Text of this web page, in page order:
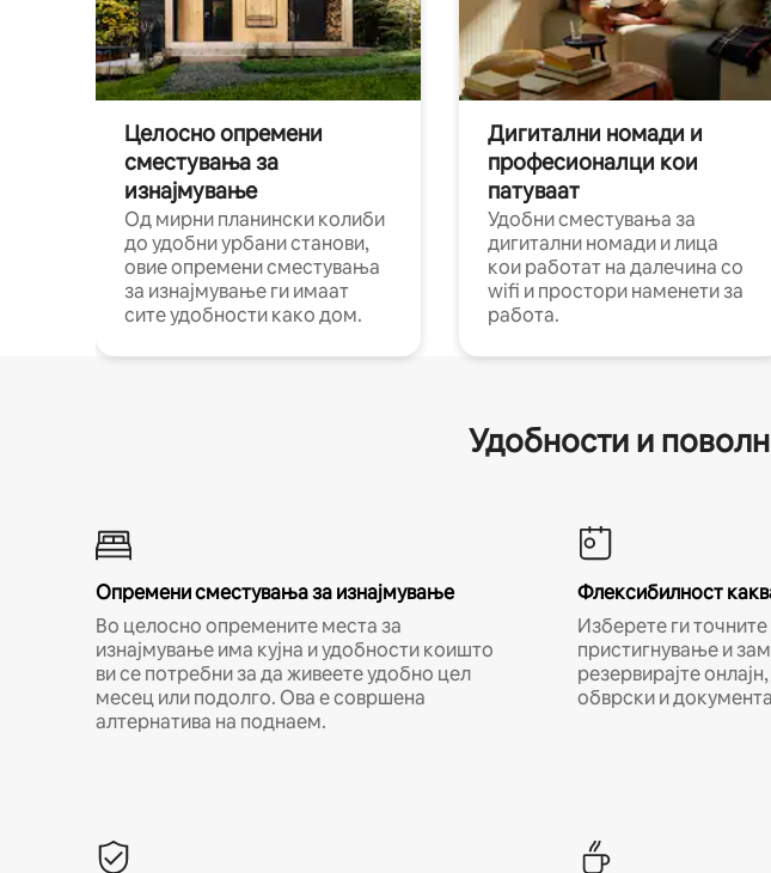
Целосно опремени
сместувања за
изнајмување
Од мирни планински колиби
до удобни урбани станови,
овие опремени сместувања
за изнајмување ги имаат
сите удобности како дом.
Дигитални номади и
професионалци кои
патуваат
Удобни сместувања за
дигитални номади и лица
кои работат на далечина со
wifi и простори наменети за
работа.
Удобности и
Опремени сместувања за изнајмување
Во целосно опремените места за
изнајмување има кујна и удобности коишто
ви се потребни за да живеете удобно цел
месец или подолго. Ова е совршена
алтернатива на поднаем.
Флексибилност
Изберете ги
пристигнување и
резервирајте
обврски и